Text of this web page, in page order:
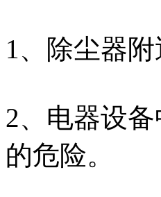
1、除尘器
2、电器设
的危险。